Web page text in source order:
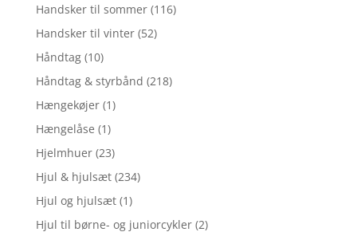
Handsker til sommer (116)
Handsker til vinter (52)
Håndtag (10)
Håndtag & styrbånd (218)
Hængekøjer (1)
Hængelåse (1)
Hjelmhuer (23)
Hjul & hjulsæt (234)
Hjul og hjulsæt (1)
Hjul til børne- og juniorcykler (2)